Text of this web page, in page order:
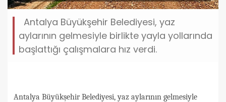
Antalya Büyükşehir Belediyesi, yaz
aylarının gelmesiyle birlikte yayla yollarında
başlattığı çalışmalara hız verdi.
Antalya Büyükşehir Belediyesi, yaz aylarının gelmesiyle